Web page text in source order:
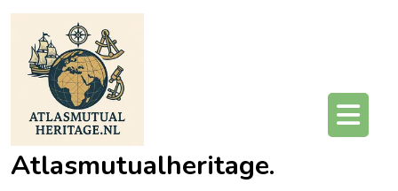
Ga
inhoud
Atlasmutualheritage.